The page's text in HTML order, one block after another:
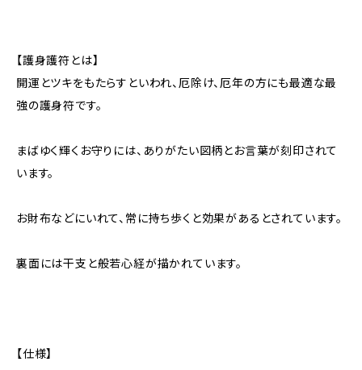
【護身護符とは】
開運とツキをもたらすといわれ、厄除け、厄年の方にも最適な最
強の護身符です。
まばゆく輝くお守りには、ありがたい図柄とお言葉が刻印されて
います。
お財布などにいれて、常に持ち歩くと効果があるとされています。
裏面には干支と般若心経が描かれています。
【仕様】